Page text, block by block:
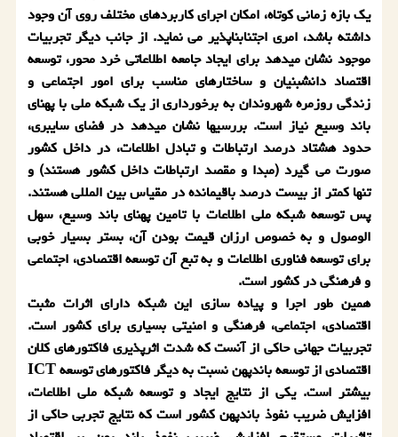
یك بازه زمانی كوتاه، امكان اجرای كاربردهای مختلف روی آن وجود
داشته باشد، امری اجتناب­ناپذیر می نماید. از جانب دیگر تجربیات
موجود نشان میدهد برای ایجاد جامعه اطلاعاتی خرد محور­، توسعه
اقتصاد دانش­بنیان و ساختار­های مناسب برای امور اجتماعی و
زندگی روزمره شهروندان به برخورداری از یك شبكه ملی با پهنای
باند وسیع نیاز است. بررسی­ها نشان می­دهد در فضای سایبری،
حدود هشتاد درصد ارتباطات و تبادل اطلاعات، در داخل كشور
صورت می گیرد (مبدا و مقصد ارتباطات داخل كشور هستند) و
تنها كمتر از بیست درصد باقی­مانده در مقیاس بین المللی هستند.
پس توسعه شبكه ملی اطلاعات با تامین پهنای باند وسیع، سهل
الوصول و به خصوص ارزان قیمت بودن آن، بستر بسیار خوبی
برای توسعه فناوری اطلاعات و به تبع آن توسعه اقتصادی، اجتماعی
و فرهنگی در كشور است.
همین طور اجرا و پیاده سازی این شبكه دارای اثرات مثبت
اقتصادی، اجتماعی، فرهنگی و امنیتی بسیاری برای كشور است.
تجربیات جهانی حاكی از آنست كه شدت اثرپذیری فاكتورهای كلان
اقتصادی از توسعه باندپهن نسبت به دیگر فاكتورهای توسعه ICT
بیشتر است. یكی از نتایج ایجاد و توسعه شبكه ملی اطلاعات،
افزایش ضریب نفوذ باندپهن كشور است كه نتایج تجربی حاكی از